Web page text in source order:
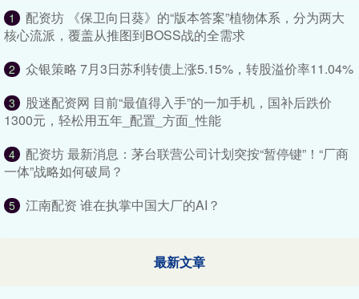
1
配资坊 《保卫向日葵》的“版本答案”植物体系，分为两大
核心流派，覆盖从推图到BOSS战的全需求
2 众银策略 7月3日苏利转债上涨5.15%，转股溢价率11.04%
3
股迷配资网 目前“最值得入手”的一加手机，国补后跌价
1300元，轻松用五年_配置_方面_性能
4
配资坊 最新消息：茅台联营公司计划突按“暂停键”！“厂商
一体”战略如何破局？
5 江南配资 谁在执掌中国大厂的AI？
最新文章